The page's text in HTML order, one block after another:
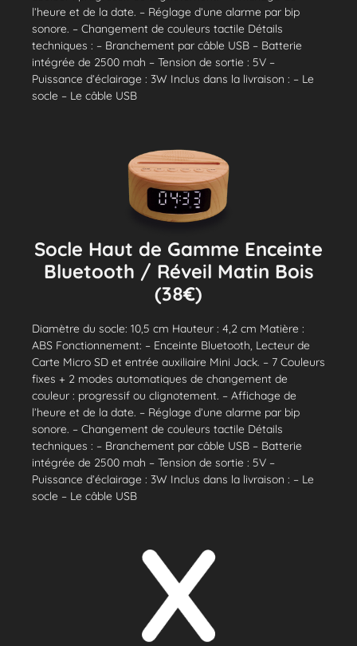
l’heure et de la date. – Réglage d’une alarme par bip
sonore. – Changement de couleurs tactile Détails
techniques : – Branchement par câble USB – Batterie
intégrée de 2500 mah – Tension de sortie : 5V –
Puissance d’éclairage : 3W Inclus dans la livraison : – Le
socle – Le câble USB
Socle Haut de Gamme Enceinte
Bluetooth / Réveil Matin Bois
(38€)
Diamètre du socle: 10,5 cm Hauteur : 4,2 cm Matière :
ABS Fonctionnement: – Enceinte Bluetooth, Lecteur de
Carte Micro SD et entrée auxiliaire Mini Jack. – 7 Couleurs
fixes + 2 modes automatiques de changement de
couleur : progressif ou clignotement. – Affichage de
l’heure et de la date. – Réglage d’une alarme par bip
sonore. – Changement de couleurs tactile Détails
techniques : – Branchement par câble USB – Batterie
intégrée de 2500 mah – Tension de sortie : 5V –
Puissance d’éclairage : 3W Inclus dans la livraison : – Le
socle – Le câble USB